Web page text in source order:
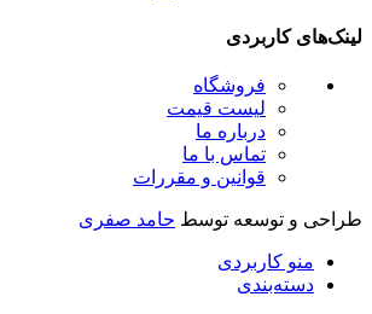
لینک‌های کاربردی
فروشگاه
لیست قیمت
درباره ما
تماس با ما
قوانین و مقررات
طراحی و توسعه توسط حامد صفری
منو کاربردی
دسته‌بندی